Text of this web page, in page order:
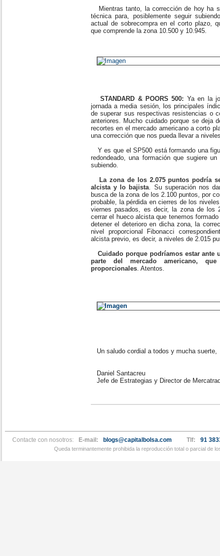
Mientras tanto, la corrección de hoy ha
técnica para, posiblemente seguir
actual de sobrecompra en el corto plazo,
que comprende la zona 10.500 y 10.945.
STANDARD & POORS 500: Ya en la
jornada a media sesión, los principales
de superar sus respectivas resistencias o
anteriores. Mucho cuidado porque se deja
recortes en el mercado americano a corto
una corrección que nos pueda llevar a
Y es que el SP500 está formando una
redondeado, una formación que sugiere
subiendo.
La zona de los 2.075 puntos podría
alcista y lo bajista. Su superación nos
busca de la zona de los 2.100 puntos, por
probable, la pérdida en cierres de los
viernes pasados, es decir, la zona de los
cerrar el hueco alcista que tenemos
detener el deterioro en dicha zona, la
nivel proporcional Fibonacci
alcista previo, es decir, a niveles de 2.015
Cuidado porque podríamos estar ante
parte del mercado americano,
proporcionales. Atentos.
Un saludo cordial a todos y mucha suerte,
Daniel Santacreu
Jefe de Estrategias y Director de
Contacte con nosotros: E-mail: blogs@capitalbolsa.com Tlf: 91
Queda terminantemente prohibida la reproducción total o parcial de